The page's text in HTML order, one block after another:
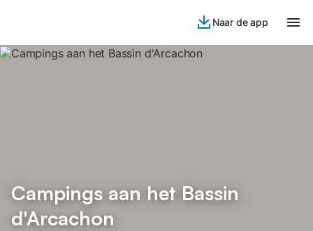
Naar de app
Campings aan het Bassin
d'Arcachon